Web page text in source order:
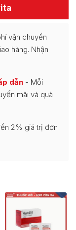
vận chuyển
hàng. Nhận
dẫn - Mỗi
mãi và quà
2% giá trị đơn